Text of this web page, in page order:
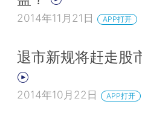
2014年11月21日 APP打开
退市新规将赶走股
2014年10月22日 APP打开